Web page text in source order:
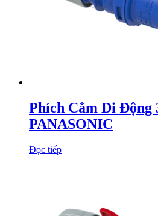
Phích Cắm Di Động
PANASONIC
Đọc tiếp